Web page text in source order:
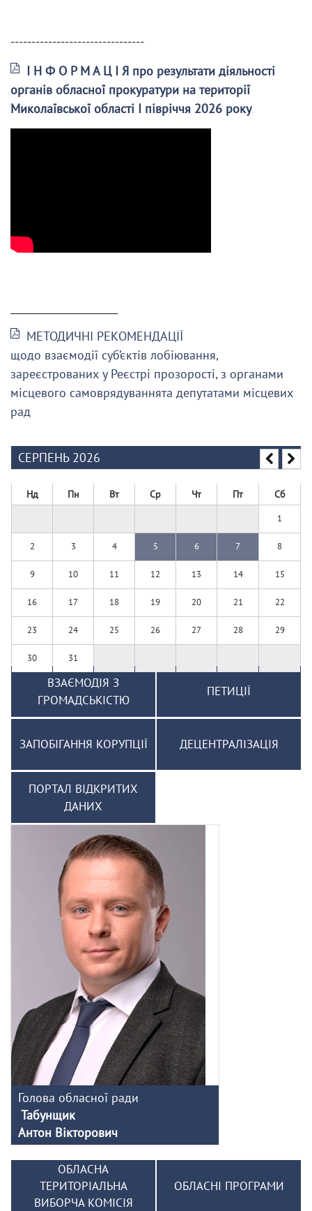
--------------------------------
І Н Ф О Р М А Ц І Я про результати діяльності
органів обласної прокуратури на території
Миколаївської області І півріччя 2026 року
МЕТОДИЧНІ РЕКОМЕНДАЦІЇ
щодо взаємодії суб’єктів лобіювання,
зареєстрованих у Реєстрі прозорості, з органами
місцевого самоврядуваннята депутатами місцевих
рад
СЕРПЕНЬ 2026
Нд Пн Вт Ср Чт Пт Сб
1
2 3 4 5 6 7 8
9 10 11 12 13 14 15
16 17 18 19 20 21 22
23 24 25 26 27 28 29
30 31
ВЗАЄМОДІЯ З
ГРОМАДСЬКІСТЮ
ПЕТИЦІЇ
ЗАПОБІГАННЯ КОРУПЦІЇ ДЕЦЕНТРАЛІЗАЦІЯ
ПОРТАЛ ВІДКРИТИХ
ДАНИХ
Голова обласної ради
Табунщик
Антон Вікторович
ОБЛАСНА
ТЕРИТОРІАЛЬНА
ВИБОРЧА КОМІСІЯ
ОБЛАСНІ ПРОГРАМИ